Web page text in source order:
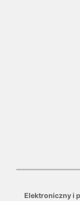
Elektroniczny i